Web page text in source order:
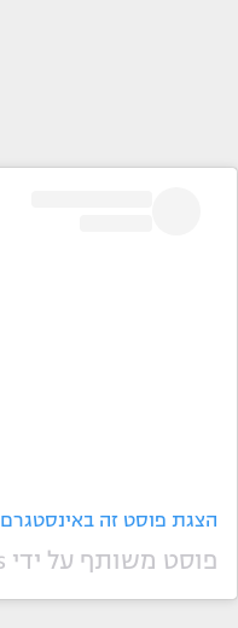
הצגת פוסט זה באינסטגרם
פוסט משותף על ידי ‏‎Most Beautiful Tv Presenters‎‏ (@‏‎tvpresenters‎‏)